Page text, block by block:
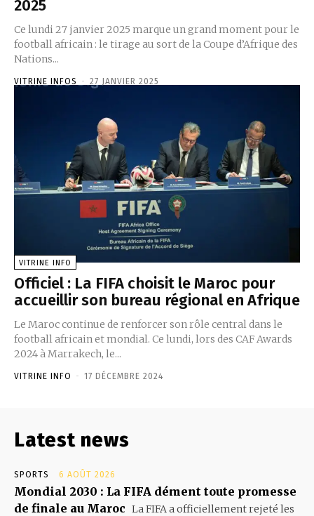
2025
Ce lundi 27 janvier 2025 marque un grand moment pour le
football africain : le tirage au sort de la Coupe d’Afrique des
Nations...
VITRINE INFOS - 27 JANVIER 2025
VITRINE INFO
Officiel : La FIFA choisit le Maroc pour
accueillir son bureau régional en Afrique
Le Maroc continue de renforcer son rôle central dans le
football africain et mondial. Ce lundi, lors des CAF Awards
2024 à Marrakech, le...
VITRINE INFO - 17 DÉCEMBRE 2024
Latest news
SPORTS 6 AOÛT 2026
Mondial 2030 : La FIFA dément toute promesse
de finale au Maroc La FIFA a officiellement rejeté les